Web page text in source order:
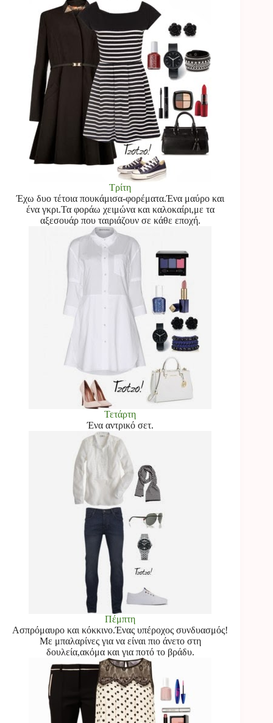
Τρίτη
Έχω δυο τέτοια πουκάμισα-φορέματα.Ένα μαύρο και
ένα γκρι.Τα φοράω χειμώνα και καλοκαίρι,με τα
αξεσουάρ που ταιριάζουν σε κάθε εποχή.
Τετάρτη
Ένα αντρικό σετ.
Πέμπτη
Ασπρόμαυρο και κόκκινο.Ένας υπέροχος συνδυασμός!
Με μπαλαρίνες για να είναι πιο άνετο στη
δουλεία,ακόμα και για ποτό το βράδυ.